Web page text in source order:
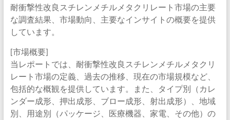
耐衝撃性改良スチレンメチルメタクリレート市場の主要
な調査結果、市場動向、主要なインサイトの概要を提供
しています。
[市場概要]
当レポートでは、耐衝撃性改良スチレンメチルメタクリ
レート市場の定義、過去の推移、現在の市場規模など、
包括的な概観を提供しています。また、タイプ別（カレ
ンダー成形、押出成形、ブロー成形、射出成形）、地域
別、用途別（パッケージ、医療機器、家電、その他）の